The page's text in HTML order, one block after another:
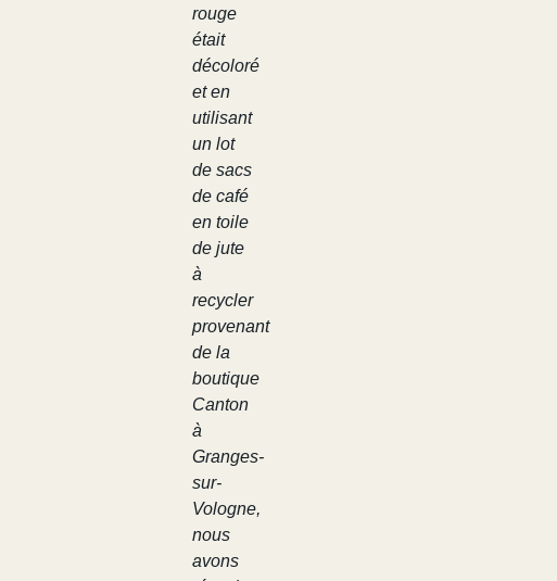
rouge
était
décoloré
et en
utilisant
un lot
de sacs
de café
en toile
de jute
à
recycler
provenant
de la
boutique
Canton
à
Granges-
sur-
Vologne,
nous
avons